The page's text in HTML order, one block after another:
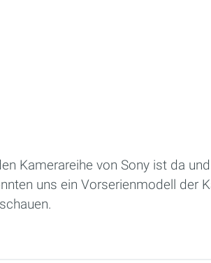
Kamerareihe von Sony ist da
uns ein Vorserienmodell der